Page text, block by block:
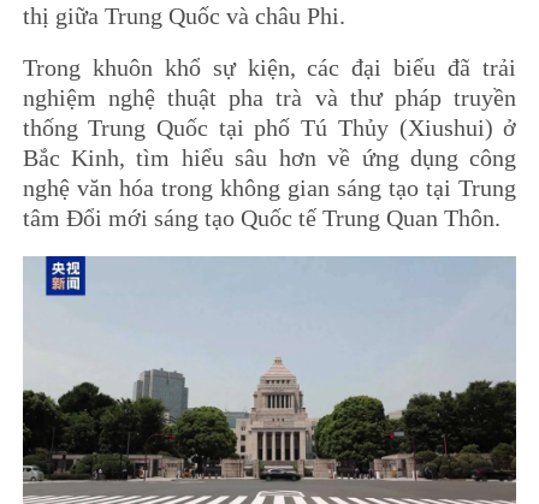
thị giữa Trung Quốc và châu Phi.
Trong khuôn khổ sự kiện, các đại biểu đã trải
nghiệm nghệ thuật pha trà và thư pháp truyền
thống Trung Quốc tại phố Tú Thủy (Xiushui) ở
Bắc Kinh, tìm hiểu sâu hơn về ứng dụng công
nghệ văn hóa trong không gian sáng tạo tại Trung
tâm Đổi mới sáng tạo Quốc tế Trung Quan Thôn.